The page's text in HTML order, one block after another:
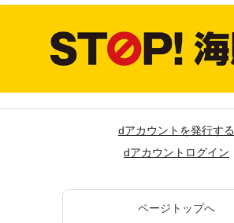
dアカウントを発行する
dアカウントログイン
ページトップへ